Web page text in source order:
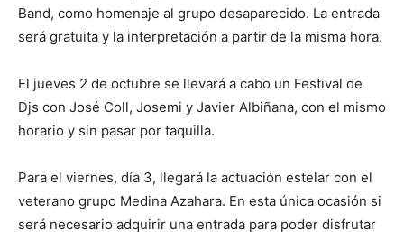
Band, como homenaje al grupo desaparecido. La entrada
será gratuita y la interpretación a partir de la misma hora.
El jueves 2 de octubre se llevará a cabo un Festival de
Djs con José Coll, Josemi y Javier Albiñana, con el mismo
horario y sin pasar por taquilla.
Para el viernes, día 3, llegará la actuación estelar con el
veterano grupo Medina Azahara. En esta única ocasión si
será necesario adquirir una entrada para poder disfrutar